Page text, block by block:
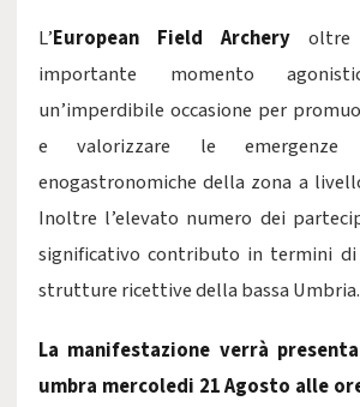
L’European Field Archery
importante momento
un’imperdibile occasione per
e valorizzare le emergenze
enogastronomiche della zona a
Inoltre l’elevato numero dei
significativo contributo in termini di
strutture ricettive della bassa Umbria.
La manifestazione verrà
umbra mercoledi 21 Agosto alle